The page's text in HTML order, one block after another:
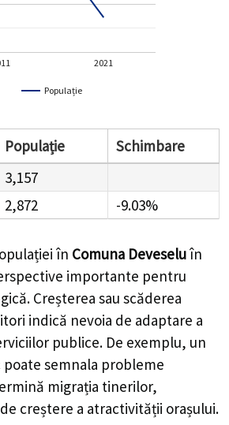
Populație
2021
Populație
Schimbare
3,157
2,872 -9.03%
în Comuna Deveseluîn
importante pentru
Creșterea sau scăderea
indică nevoia de adaptare a
publice. De exemplu, un
semnala probleme
migrația tinerilor,
creștere a atractivității orașului.